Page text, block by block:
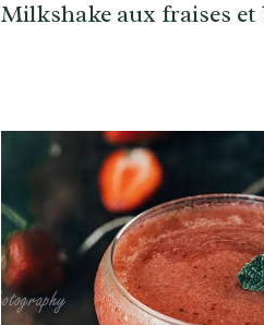
Milkshake aux fraises et